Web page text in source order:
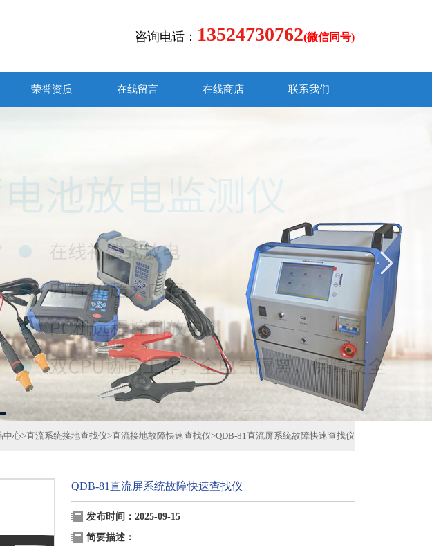
咨询电话： 13524730762(微信同号)
荣誉资质 在线留言 在线商店 联系我们
中心>直流系统接地查找仪>直流接地故障快速查找仪>QDB-81直流屏系统故障快速查找仪
QDB-81直流屏系统故障快速查找仪
发布时间：2025-09-15
简要描述：